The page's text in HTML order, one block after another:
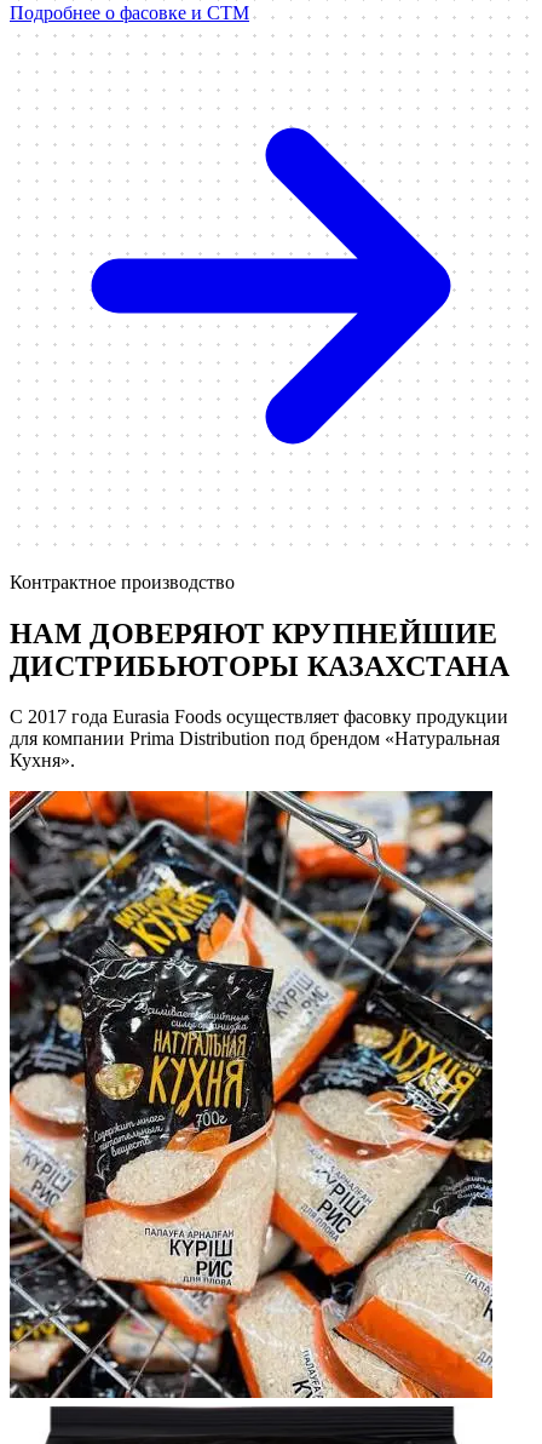
Подробнее о фасовке и СТМ
Контрактное производство
НАМ ДОВЕРЯЮТ КРУПНЕЙШИЕ
ДИСТРИБЬЮТОРЫ КАЗАХСТАНА
С 2017 года Eurasia Foods осуществляет фасовку продукции
для компании Prima Distribution под брендом «Натуральная
Кухня».